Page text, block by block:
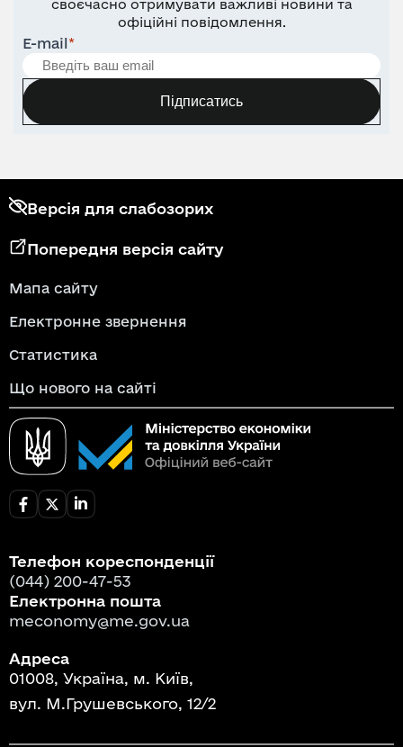
своєчасно отримувати важливі новини та
офіційні повідомлення.
E-mail*
Підписатись
Версія для слабозорих
Попередня версія сайту
Мапа сайту
Електронне звернення
Статистика
Що нового на сайті
Телефон кореспонденції
(044) 200-47-53
Електронна пошта
meconomy@me.gov.ua
Адреса
01008, Україна, м. Київ,
вул. М.Грушевського, 12/2